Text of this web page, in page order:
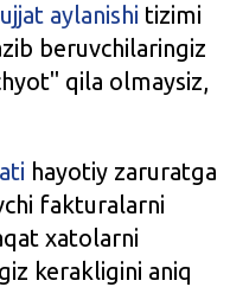
aylanishi tizimi
beruvchilaringiz
qila olmaysiz,
hayotiy zaruratga
fakturalarni
xatolarni
kerakligini aniq